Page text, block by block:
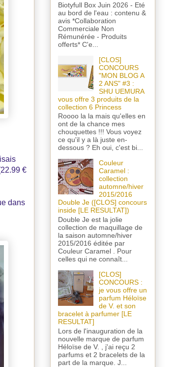
€
dans
Biotyfull Box Juin 2026 - Eté
au bord de l'eau : contenu &
avis *Collaboration
Commerciale Non
Rémunérée - Produits
offerts* C'e...
[CLOS]
CONCOURS
"MON BLOG A
2 ANS" #3 :
SHU UEMURA
vous offre 3 produits de la
collection 6 Princess
Roooo la la mais qu'elles en
ont de la chance mes
chouquettes !!! Vous voyez
ce qu'il y a là juste en-
dessous ? Eh oui, c'est bi...
Couleur
Caramel :
collection
automne/hiver
2015/2016
Double Je ([CLOS] concours
inside [LE RESULTAT])
Double Je est la jolie
collection de maquillage de
la saison automne/hiver
2015/2016 éditée par
Couleur Caramel . Pour
celles qui ne connaît...
[CLOS]
CONCOURS :
je vous offre un
parfum Héloïse
de V. et son
bracelet à parfumer [LE
RESULTAT]
Lors de l'inauguration de la
nouvelle marque de parfum
Héloïse de V. , j'ai reçu 2
parfums et 2 bracelets de la
part de la marque. J...